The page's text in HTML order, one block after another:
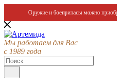
Оружие и боеприпасы можно
Мы работаем для Вас
с 1989 года